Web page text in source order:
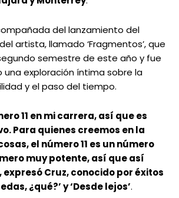
del lanzamiento del
artista, llamado ‘Fragmentos’, que
semestre de este año y fue
exploración íntima sobre la
y el paso del tiempo.
11 en mi carrera, así que es
Para quienes creemos en la
el número 11 es un número
muy potente, así que así
expresó Cruz, conocido por éxitos
¿qué?’ y ‘Desde lejos’.